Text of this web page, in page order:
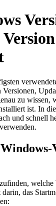
zu wissen,
ist. In
und schnell
das